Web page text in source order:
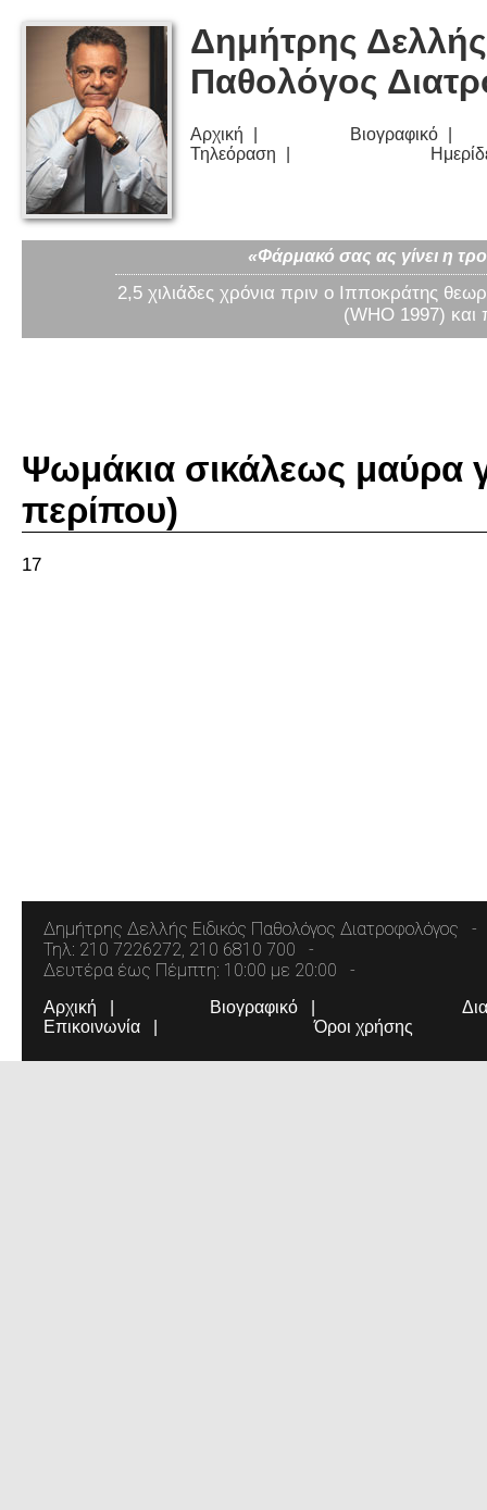
Δημήτρης
Παθολόγος
Αρχική
Βιογραφικό
Τηλεόραση
«Φάρμακό σας ας γίνει η
2,5 χιλιάδες χρόνια πριν ο Ιπποκράτης
(WHO 1997) και
Ψωμάκια σικάλεως μαύρα
περίπου)
17
Δημήτρης Δελλής Ειδικός Παθολόγος Διατροφολόγος
Τηλ: 210 7226272, 210 6810 700
Δευτέρα έως Πέμπτη: 10:00 με 20:00
Αρχική Βιογραφικό
Επικοινωνία
Όροι χρήσης